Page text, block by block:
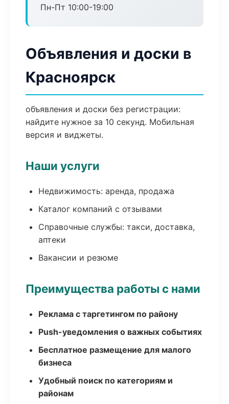
Пн-Пт 10:00-19:00
Объявления и доски в
Красноярск
объявления и доски без регистрации:
найдите нужное за 10 секунд. Мобильная
версия и виджеты.
Наши услуги
Недвижимость: аренда, продажа
Каталог компаний с отзывами
Справочные службы: такси, доставка,
аптеки
Вакансии и резюме
Преимущества работы с нами
Реклама с таргетингом по району
Push-уведомления о важных событиях
Бесплатное размещение для малого
бизнеса
Удобный поиск по категориям и
районам